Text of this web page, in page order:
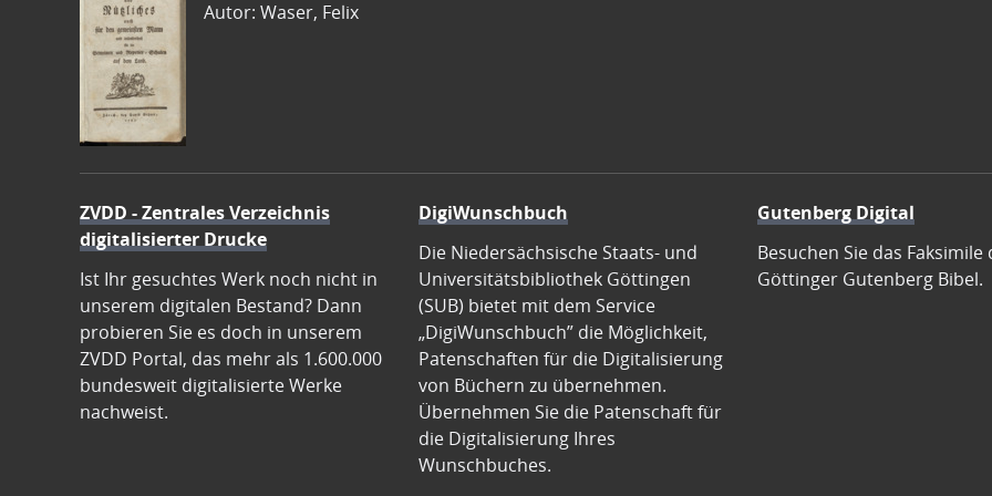
Autor: Waser, Felix
ZVDD - Zentrales Verzeichnis
digitalisierter Drucke
Ist Ihr gesuchtes Werk noch nicht in
unserem digitalen Bestand? Dann
probieren Sie es doch in unserem
ZVDD Portal, das mehr als 1.600.000
bundesweit digitalisierte Werke
nachweist.
DigiWunschbuch
Die Niedersächsische Staats- und
Universitätsbibliothek Göttingen
(SUB) bietet mit dem Service
„DigiWunschbuch” die Möglichkeit,
Patenschaften für die Digitalisierung
von Büchern zu übernehmen.
Übernehmen Sie die Patenschaft für
die Digitalisierung Ihres
Wunschbuches.
Gutenberg Digital
Besuchen Sie das Faksimile
Göttinger Gutenberg Bibel.